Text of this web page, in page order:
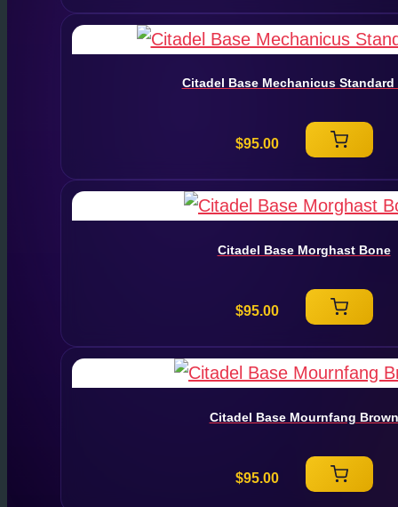
Citadel Base Mechanicus Standard
$95.00
Citadel Base Morghast Bone
$95.00
Citadel Base Mournfang Brown
$95.00